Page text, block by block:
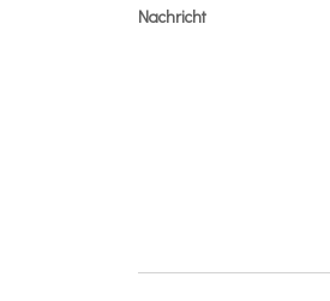
Nachricht